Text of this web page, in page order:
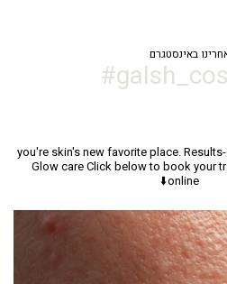
באינסטגרם
you're skin's new favorite place.
Glow careClick below to book your
online⬇️